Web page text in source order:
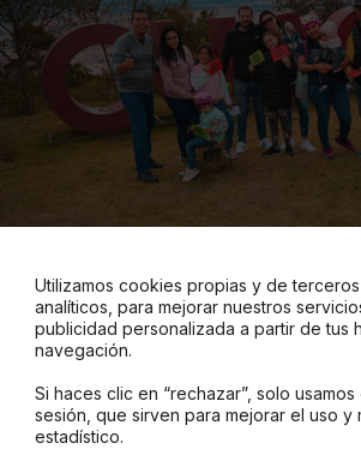
El tercer desafío consistía en llegar
termina en cruz”, es decir al Mirador de
grupos debían tomarse rápidamente
siguiente desafío, ubicado muy cerca,
Utilizamos cookies propias y de
analíticos, para mejorar nuestros
publicidad personalizada a partir de tus
navegación.
Si haces clic en “rechazar”, solo
sesión, que sirven para mejorar el uso y
estadístico.